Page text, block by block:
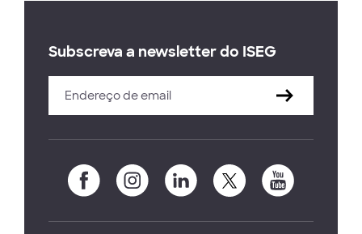
Subscreva a newsletter do ISEG